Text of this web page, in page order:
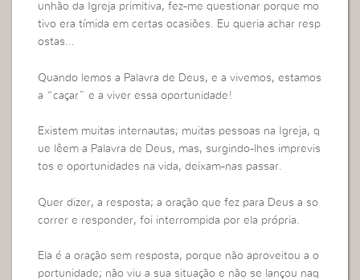
unhão da Igreja primitiva, fez-me questionar porque mo
tivo era tímida em certas ocasiões. Eu queria achar resp
ostas…
Quando lemos a Palavra de Deus, e a vivemos, estamos
a “caçar” e a viver essa oportunidade!
Existem muitas internautas; muitas pessoas na Igreja, q
ue lêem a Palavra de Deus, mas, surgindo-lhes imprevis
tos e oportunidades na vida, deixam-nas passar.
Quer dizer, a resposta; a oração que fez para Deus a so
correr e responder, foi interrompida por ela própria.
Ela é a oração sem resposta, porque não aproveitou a o
portunidade; não viu a sua situação e não se lançou naq